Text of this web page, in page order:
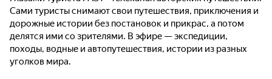
В горы Северного Урала - Неспортивный
турист. 1-я серия
В горы Северного Урала - Неспортивный
Сами туристы снимают свои путешествия, приключения и
дорожные истории без постановок и прикрас, а потом
делятся ими со зрителями. В эфире — экспедиции,
походы, водные и автопутешествия, истории из разных
уголков мира.